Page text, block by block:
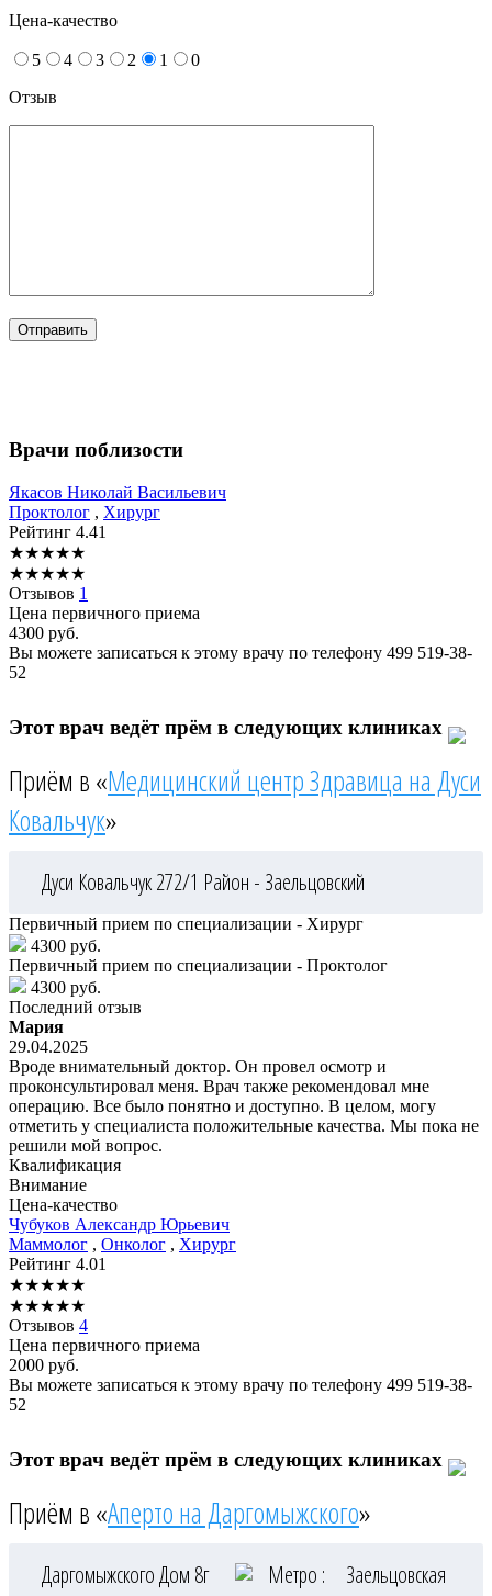
Цена-качество
5 4 3 2 1
0
Отзыв
Врачи поблизости
Якасов Николай Васильевич
Проктолог , Хирург
Рейтинг 4.41
★★★★★
★★★★★
Отзывов 1
Цена первичного приема
4300 руб.
Вы можете записаться к этому врачу по телефону 499 519-38-
52
Этот врач ведёт прём в следующих клиниках
Приём в «Медицинский центр Здравица на Дуси
Ковальчук»
Дуси Ковальчук 272/1 Район - Заельцовский
Первичный прием по специализации - Хирург
4300 руб.
Первичный прием по специализации - Проктолог
4300 руб.
Последний отзыв
Мария
29.04.2025
Вроде внимательный доктор. Он провел осмотр и
проконсультировал меня. Врач также рекомендовал мне
операцию. Все было понятно и доступно. В целом, могу
отметить у специалиста положительные качества. Мы пока не
решили мой вопрос.
Квалификация
Внимание
Цена-качество
Чубуков Александр Юрьевич
Маммолог , Онколог , Хирург
Рейтинг 4.01
★★★★★
★★★★★
Отзывов 4
Цена первичного приема
2000 руб.
Вы можете записаться к этому врачу по телефону 499 519-38-
52
Этот врач ведёт прём в следующих клиниках
Приём в «Аперто на Даргомыжского»
Даргомыжского Дом 8г Метро : Заельцовская